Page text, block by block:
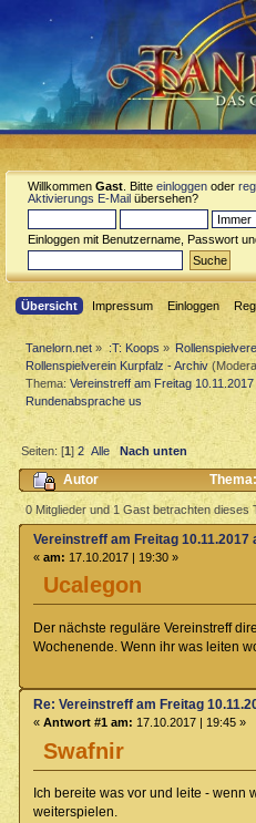
Willkommen Gast . Bitte einloggen oder
Aktivierungs E-Mail übersehen?
Einloggen mit Benutzername, Passwort
Übersicht Impressum Einloggen
Tanelorn.net » :T: Koops »
Rollenspielverein Kurpfalz - Archiv
Thema:Vereinstreff am Freitag
Rundenabsprache us
Seiten: [1]2 Alle Nach unten
Autor
10.11.2017 ab 18Uhr-
39235 mal)
0 Mitglieder und 1 Gast betrachten dieses
Ucalegon
Vereinstreff am Freitag
« am: 17.10.2017 | 19:30 »
Der nächste reguläre Vereinstreff
Wochenende. Wenn ihr was leiten
Swafnir
Re: Vereinstreff am Freitag
« Antwort #1 am: 17.10.2017 | 19:45 »
Ich bereite was vor und leite - wenn
weiterspielen.